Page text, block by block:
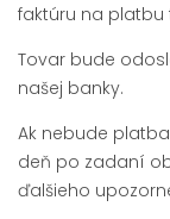
faktúru na platbu
Tovar bude
našej banky.
Ak nebude
deň po zadaní
ďalšieho